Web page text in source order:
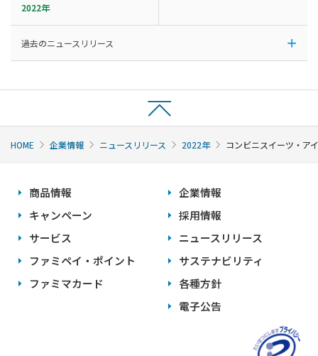
2022年
過去のニュースリリース
HOME 企業情報 ニュースリリース 2022年 コンビニスイーツ・ア
商品情報
キャンペーン
サービス
ファミペイ・ポイント
ファミマカード
企業情報
採用情報
ニュースリリース
サステナビリティ
各種方針
電子公告